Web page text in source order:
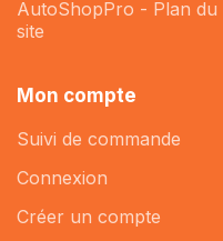
AutoShopPro - Plan du
site
Mon compte
Suivi de commande
Connexion
Créer un compte